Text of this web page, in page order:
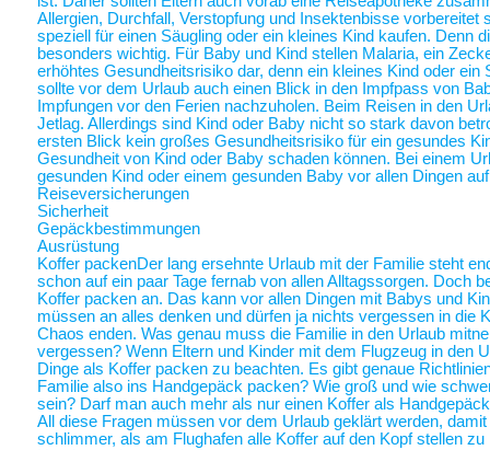
Allergien, Durchfall, Verstopfung und Insektenbisse
speziell für einen Säugling oder ein kleines Kind kaufen. Denn
besonders wichtig. Für Baby und Kind stellen Malaria, ein
erhöhtes Gesundheitsrisiko dar, denn ein kleines Kind oder
sollte vor dem Urlaub auch einen Blick in den Impfpass von
Impfungen vor den Ferien nachzuholen. Beim Reisen in den
Jetlag. Allerdings sind Kind oder Baby nicht so stark davon
ersten Blick kein großes Gesundheitsrisiko für ein gesundes
Gesundheit von Kind oder Baby schaden können. Bei einem
gesunden Kind oder einem gesunden Baby vor allen Dingen
Reiseversicherungen
Sicherheit
Gepäckbestimmungen
Ausrüstung
Koffer packenDer lang ersehnte Urlaub mit der Familie steht
schon auf ein paar Tage fernab von allen Alltagssorgen. Doch
Koffer packen an. Das kann vor allen Dingen mit Babys und
müssen an alles denken und dürfen ja nichts vergessen in die
Chaos enden. Was genau muss die Familie in den Urlaub
vergessen? Wenn Eltern und Kinder mit dem Flugzeug in den
Dinge als Koffer packen zu beachten. Es gibt genaue
Familie also ins Handgepäck packen? Wie groß und wie
sein? Darf man auch mehr als nur einen Koffer als
All diese Fragen müssen vor dem Urlaub geklärt werden,
schlimmer, als am Flughafen alle Koffer auf den Kopf stellen